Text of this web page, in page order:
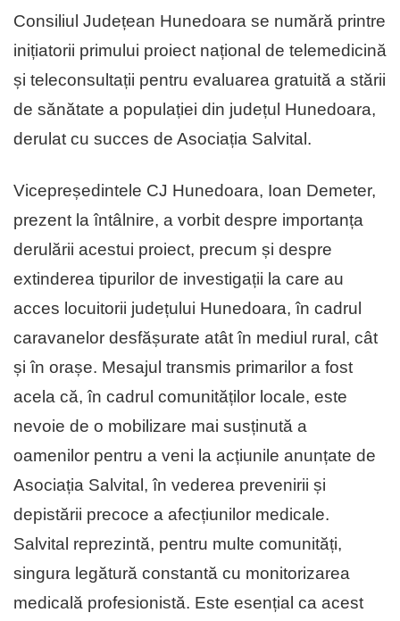
Consiliul Județean Hunedoara se numără printre
inițiatorii primului proiect național de telemedicină
și teleconsultații pentru evaluarea gratuită a stării
de sănătate a populației din județul Hunedoara,
derulat cu succes de Asociația Salvital.
Vicepreședintele CJ Hunedoara, Ioan Demeter,
prezent la întâlnire, a vorbit despre importanța
derulării acestui proiect, precum și despre
extinderea tipurilor de investigații la care au
acces locuitorii județului Hunedoara, în cadrul
caravanelor desfășurate atât în mediul rural, cât
și în orașe. Mesajul transmis primarilor a fost
acela că, în cadrul comunităților locale, este
nevoie de o mobilizare mai susținută a
oamenilor pentru a veni la acțiunile anunțate de
Asociația Salvital, în vederea prevenirii și
depistării precoce a afecțiunilor medicale.
Salvital reprezintă, pentru multe comunități,
singura legătură constantă cu monitorizarea
medicală profesionistă. Este esențial ca acest